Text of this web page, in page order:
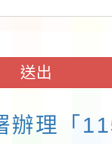
送出
辦理「